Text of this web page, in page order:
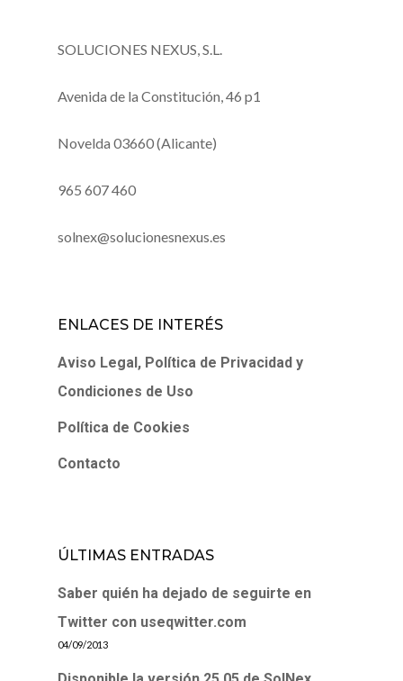
SOLUCIONES NEXUS, S.L.
Avenida de la Constitución, 46 p1
Novelda 03660 (Alicante)
965 607 460
solnex@solucionesnexus.es
ENLACES DE INTERÉS
Aviso Legal, Política de Privacidad y
Condiciones de Uso
Política de Cookies
Contacto
ÚLTIMAS ENTRADAS
Saber quién ha dejado de seguirte en
Twitter con useqwitter.com
04/09/2013